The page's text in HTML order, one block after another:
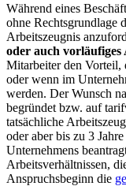
Während eines
ohne Rechtsgrundlage
Arbeitszeugnis
oder auch vorläufiges
Mitarbeiter den Vorteil,
oder wenn im
werden. Der Wunsch
begründet bzw. auf
tatsächliche
oder aber bis zu 3
Unternehmens
Arbeitsverhältnissen,
Anspruchsbeginn die